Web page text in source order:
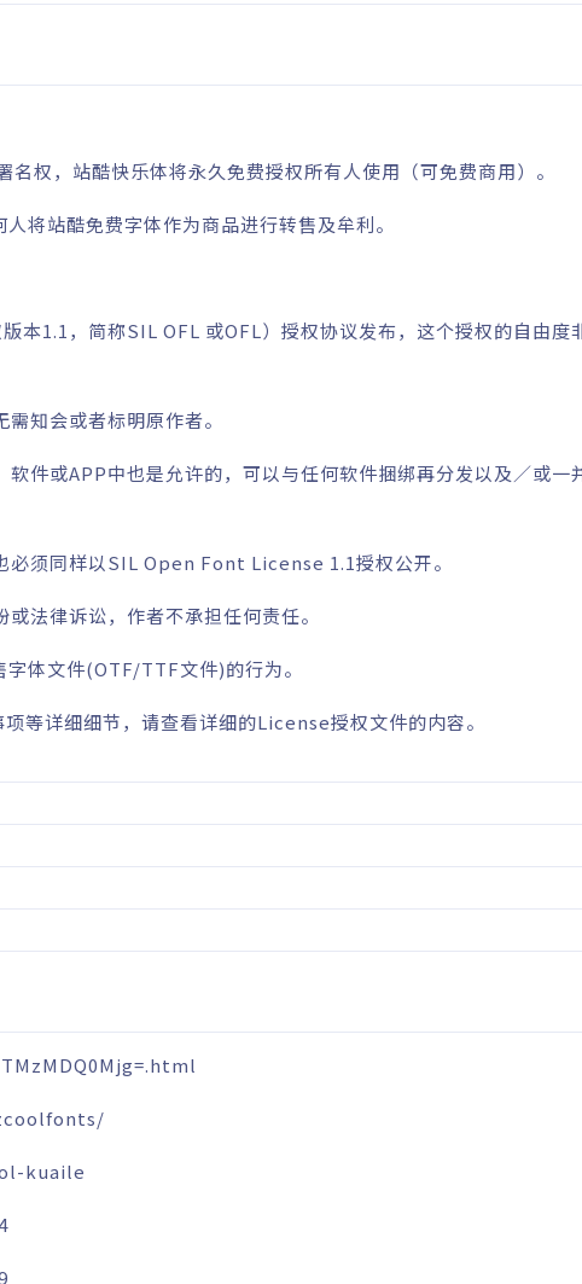
权，站酷快乐体将永久免费授权所有人使用（可免费商用）。
将站酷免费字体作为商品进行转售及牟利。
版本1.1，简称SIL OFL 或OFL）授权协议发布，这个授权的自由度
知会或者标明原作者。
件或APP中也是允许的，可以与任何软件捆绑再分发以及／或一
须同样以SIL Open Font License 1.1授权公开。
法律诉讼，作者不承担任何责任。
体文件(OTF/TTF文件)的行为。
等详细细节，请查看详细的License授权文件的内容。
kuaile